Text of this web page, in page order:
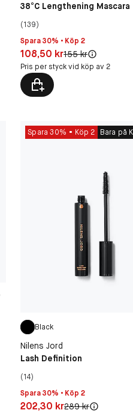
38°C Lengthening Mascara
(139)
Spara 30% • Köp 2
Pris: 108,50 kr
108,50 krOriginal pris:
155 kr
Pris per styck vid köp av 2
Spara 30% Köp 2 Bara på
Black
Nilens Jord
Lash Definition
(14)
Spara 30% • Köp 2
Pris: 202,30 kr
202,30 krOriginal pris:
289 kr